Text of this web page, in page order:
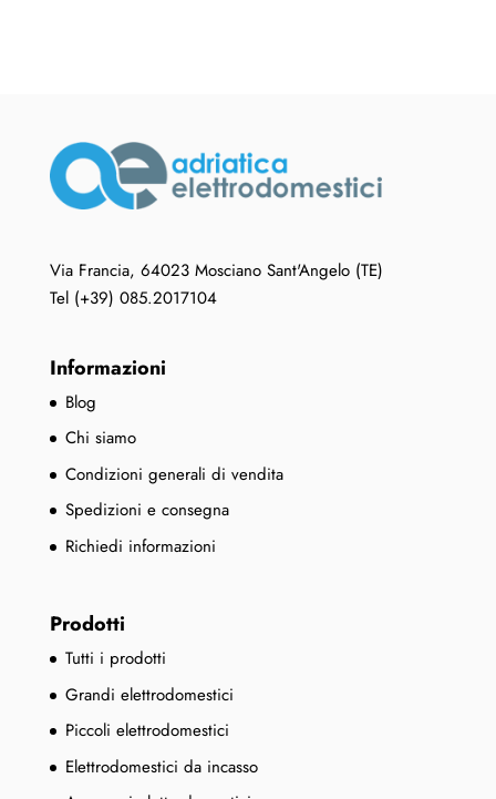
Via Francia, 64023 Mosciano Sant'Angelo (TE)
Tel (+39) 085.2017104
Informazioni
Blog
Chi siamo
Condizioni generali di vendita
Spedizioni e consegna
Richiedi informazioni
Prodotti
Tutti i prodotti
Grandi elettrodomestici
Piccoli elettrodomestici
Elettrodomestici da incasso